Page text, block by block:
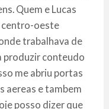
Quem e Lucas
centro-oeste
trabalhava de
produzir conteudo
me abriu portas
aereas e tambem
posso dizer que